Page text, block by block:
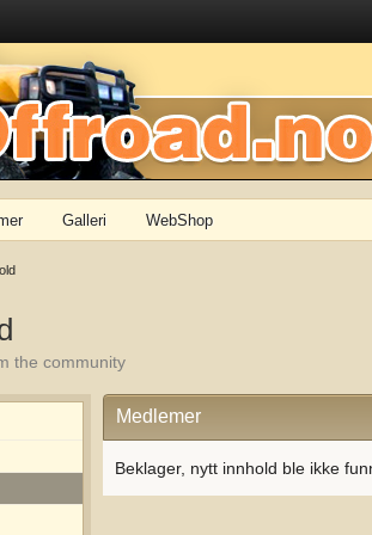
Galleri WebShop
the community
Medlemer
Beklager, nytt innhold ble ikke